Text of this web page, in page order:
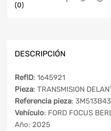
(0)
DESCRIPCIÓN
RefID: 1645921
Pieza: TRANSMISION
Referencia pieza:
Vehículo: FORD FOCUS
Año: 2025